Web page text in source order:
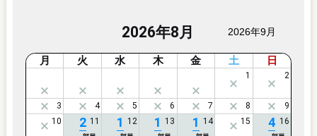
2026年8月 2026年9月
月 火 水 木 金 土 日
2 1 1 1
4